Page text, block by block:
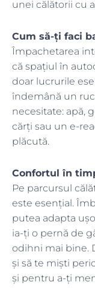
unei călătorii cu
Cum să-ți faci
Împachetarea
că spațiul în
doar lucrurile
îndemână un
necesitate: apă,
cărți sau un e-
plăcută.
Confortul în
Pe parcursul
este esențial.
putea adapta
ia-ți o pernă de
odihni mai bine.
și să te miști
și pentru a-ți